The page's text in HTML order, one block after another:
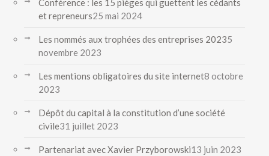
Conférence : les 15 pièges qui guettent les cédants
et repreneurs25 mai 2024
Les nommés aux trophées des entreprises 20235
novembre 2023
Les mentions obligatoires du site internet8 octobre
2023
Dépôt du capital à la constitution d’une société
civile31 juillet 2023
Partenariat avec Xavier Przyborowski13 juin 2023